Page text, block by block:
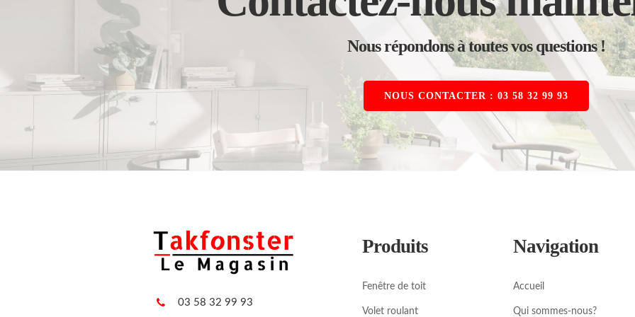
Nous répondons à toutes vos questions !
NOUS CONTACTER : 03 58 32 99 93
03 58 32 99 93
Produits
Fenêtre de toit
Volet roulant
Navigation
Accueil
Qui sommes-nous?